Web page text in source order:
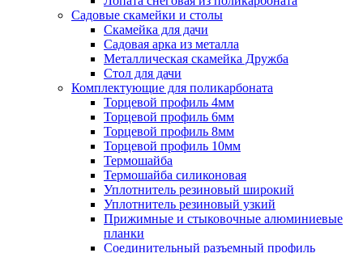
Садовые скамейки и столы
Скамейка для дачи
Садовая арка из металла
Металлическая скамейка Дружба
Стол для дачи
Комплектующие для поликарбоната
Торцевой профиль 4мм
Торцевой профиль 6мм
Торцевой профиль 8мм
Торцевой профиль 10мм
Термошайба
Термошайба силиконовая
Уплотнитель резиновый широкий
Уплотнитель резиновый узкий
Прижимные и стыковочные алюминиевые
планки
Соединительный разъемный профиль